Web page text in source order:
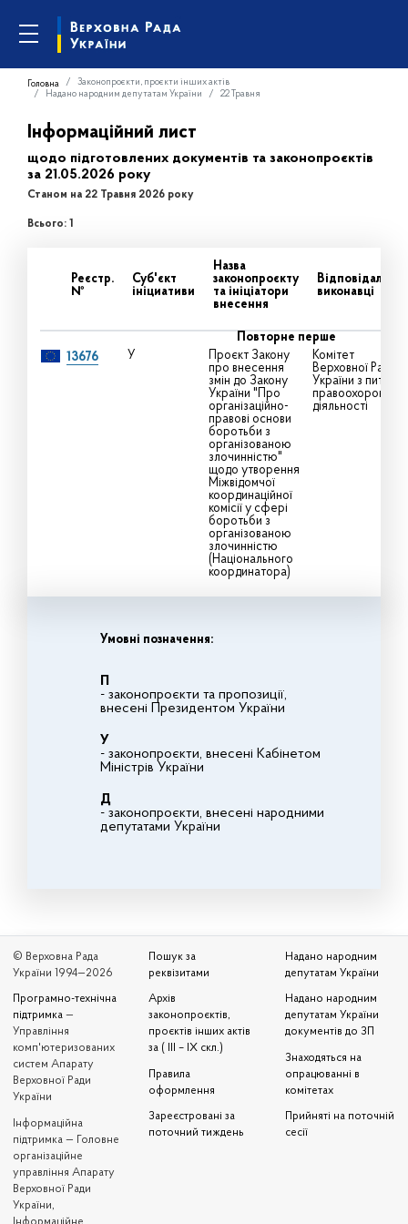
Головна
Законопроєкти, проєкти інших актів
Надано народним депутатам України
22 Травня
Інформаційний лист
щодо підготовлених документів та законопроєктів
за 21.05.2026 року
Станом на 22 Травня 2026 року
Всього: 1
Реєстр.
№
Суб'єкт
ініциативи
Назва
законопроєкту
та ініціатори
внесення
Відповідальні
виконавці
Повторне перше
13676
У
Проєкт Закону
про внесення
змін до Закону
України "Про
організаційно-
правові основи
боротьби з
організованою
злочинністю"
щодо утворення
Міжвідомчої
координаційної
комісії у сфері
боротьби з
організованою
злочинністю
(Національного
координатора)
Комітет
Верховної Ради
України з питань
правоохоронної
діяльності
Умовні позначення:
П
- законопроєкти та пропозиції,
внесені Президентом України
У
- законопроєкти, внесені Кабінетом
Міністрів України
Д
- законопроєкти, внесені народними
депутатами України
© Верховна Рада
України 1994—2026
Програмно-технічна
підтримка —
Управління
комп'ютеризованих
систем Апарату
Верховної Ради
України
Iнформаційна
підтримка — Головне
організаційне
управління Апарату
Верховної Ради
України,
Інформаційне
Пошук за
реквізитами
Архів
законопроєктів,
проєктів інших актів
за ( III – IX скл.)
Правила
оформлення
Зареєстровані за
поточний тиждень
Надано народним
депутатам України
Надано народним
депутатам України
документів до ЗП
Знаходяться на
опрацюванні в
комітетах
Прийняті на поточній
сесії